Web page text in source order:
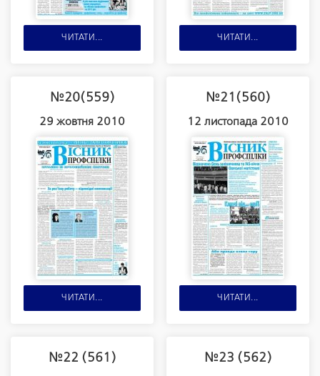
ЧИТАТИ... ЧИТАТИ...
№20(559)
29 жовтня 2010
ЧИТАТИ...
№21(560)
12 листопада 2010
ЧИТАТИ...
№22 (561) №23 (562)